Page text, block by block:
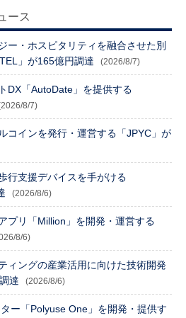
ース
ー・ホスピタリティを融合させた別
」が165億円調達
(2026/8/7)
DX「AutoDate」を提供する
8/7)
コインを発行・運営する「JPYC」が
行支援デバイスを手がける
(2026/8/6)
プリ「Million」を開発・運営する
8/6)
ィングの産業活用に向けた技術開発
達
(2026/8/6)
ー「Polyuse One」を開発・提供す